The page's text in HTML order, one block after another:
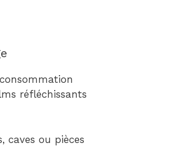
réfléchissants
caves ou pièces